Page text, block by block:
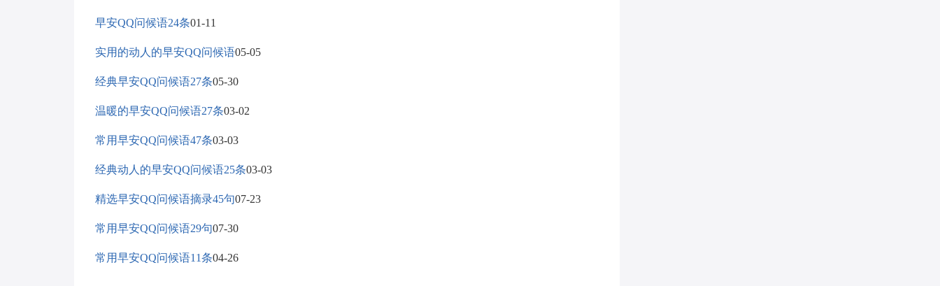
早安QQ问候语24条01-11
实用的动人的早安QQ问候语05-05
经典早安QQ问候语27条05-30
温暖的早安QQ问候语27条03-02
常用早安QQ问候语47条03-03
经典动人的早安QQ问候语25条03-03
精选早安QQ问候语摘录45句07-23
常用早安QQ问候语29句07-30
常用早安QQ问候语11条04-26